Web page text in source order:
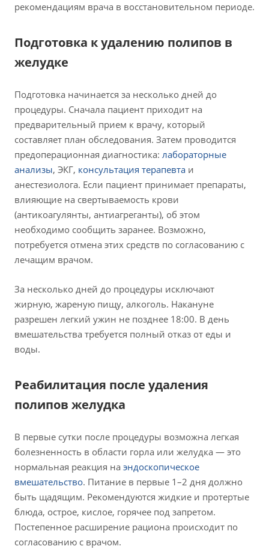
рекомендациям врача в восстановительном периоде.
Подготовка к удалению полипов в
желудке
Подготовка начинается за несколько дней до
процедуры. Сначала пациент приходит на
предварительный прием к врачу, который
составляет план обследования. Затем проводится
предоперационная диагностика: лабораторные
анализы, ЭКГ, консультация терапевта и
анестезиолога. Если пациент принимает препараты,
влияющие на свертываемость крови
(антикоагулянты, антиагреганты), об этом
необходимо сообщить заранее. Возможно,
потребуется отмена этих средств по согласованию с
лечащим врачом.
За несколько дней до процедуры исключают
жирную, жареную пищу, алкоголь. Накануне
разрешен легкий ужин не позднее 18:00. В день
вмешательства требуется полный отказ от еды и
воды.
Реабилитация после удаления
полипов желудка
В первые сутки после процедуры возможна легкая
болезненность в области горла или желудка — это
нормальная реакция на эндоскопическое
вмешательство. Питание в первые 1–2 дня должно
быть щадящим. Рекомендуются жидкие и протертые
блюда, острое, кислое, горячее под запретом.
Постепенное расширение рациона происходит по
согласованию с врачом.